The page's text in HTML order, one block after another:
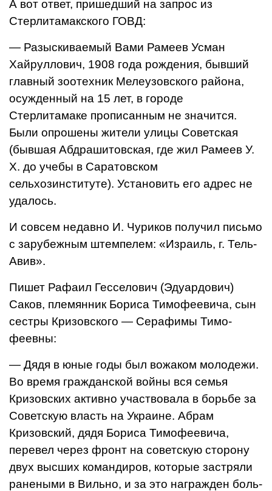
А вот ответ, пришедший на запрос из
Стерлитамакского ГОВД:
— Разыскиваемый Вами Рамеев Усман
Хайруллович, 1908 года рождения, бывший
главный зоо­техник Мелеузовского района,
осужденный на 15 лет, в городе
Стерлитамаке прописанным не значится.
Были опрошены жите­ли улицы Советская
(бывшая Абдрашитовская, где жил Рамеев У.
X. до учебы в Саратовском
сельхозинституте). Установить его адрес не
удалось.
И совсем недавно И. Чуриков получил письмо
с зарубежным штемпелем: «Израиль, г. Тель-
Авив».
Пишет Рафаил Гесселович (Эду­ардович)
Саков, племянник Бо­риса Тимофеевича, сын
сестры Кризовского — Серафимы Тимо­
феевны:
— Дядя в юные годы был во­жаком молодежи.
Во время граж­данской войны вся семья
Кризовских активно участвовала в борьбе за
Советскую власть на Украине. Абрам
Кризовский, дядя Бориса Тимофеевича,
перевел через фронт на советскую сто­рону
двух высших командиров, которые застряли
ранеными в Вильно, и за это награжден боль­